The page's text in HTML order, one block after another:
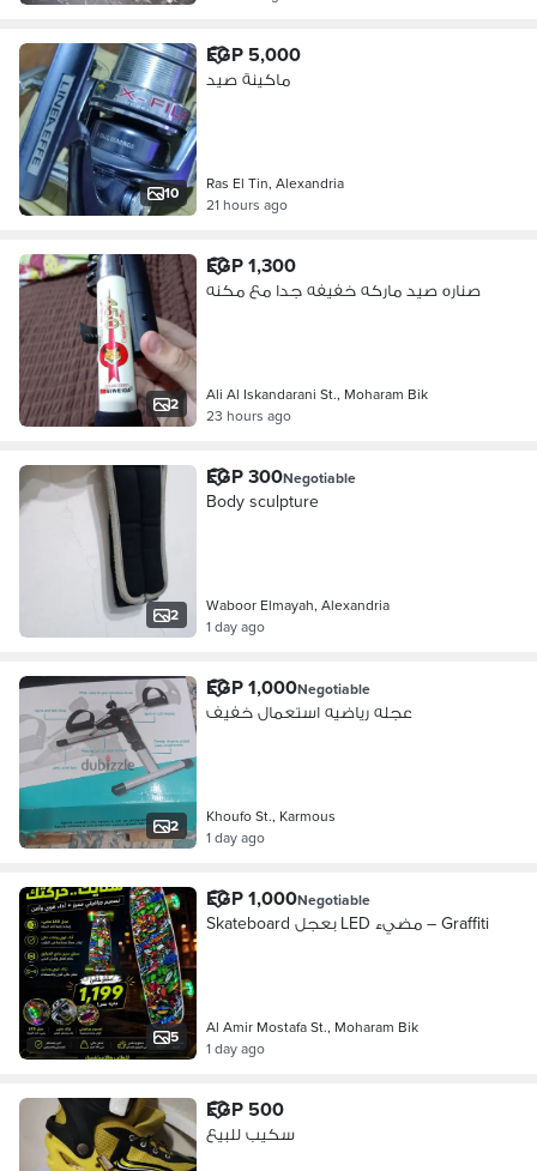
10
EGP 5,000
ماكينة صيد
Ras El Tin, Alexandria
21 hours ago
2
EGP 1,300
صناره صيد ماركه خفيفه جدا مع مكنه
Ali Al Iskandarani St., Moharam Bik
23 hours ago
2
EGP 300Negotiable
Body sculpture
Waboor Elmayah, Alexandria
1 day ago
2
EGP 1,000Negotiable
عجله رياضيه استعمال خفيف
Khoufo St., Karmous
1 day ago
5
EGP 1,000Negotiable
Skateboard بعجل LED مضيء – Graffiti
Al Amir Mostafa St., Moharam Bik
1 day ago
EGP 500
سكيب للبيع